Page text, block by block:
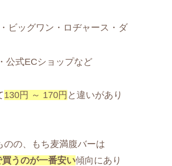
ビッグワン・ロヂャース・ダ
公式ECショップなど
130円 ～ 170円 と違いがあり
のの、もち麦満腹バーは
うのが一番安い傾向にあり